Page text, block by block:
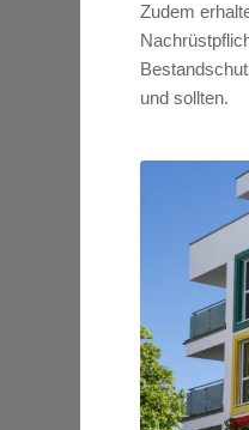
Zudem
und sollten.